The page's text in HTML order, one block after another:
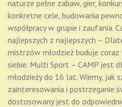
naturze pełne zabaw, gier,
konkretne cele, budowania
współpracy w grupie i zaufania.
najlepszych z najlepszych –
mistrzów młodzież buduje
siebie. Multi Sport – CAMP jest
młodzieży do 16 lat. Wiemy, jak
zainteresowania i postrzeganie
dostosowany jest do